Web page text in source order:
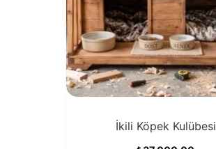
İkili Köpek Kulübesi